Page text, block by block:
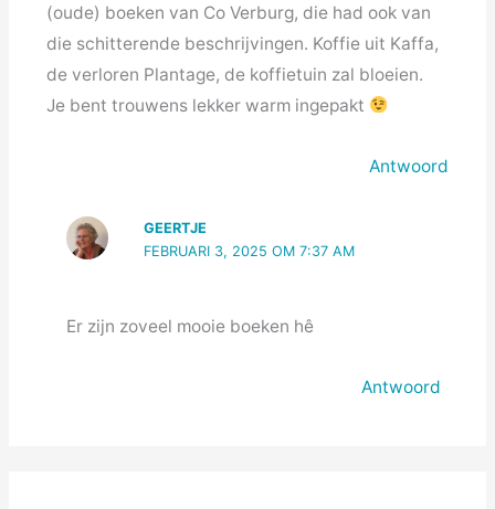
(oude) boeken van Co Verburg, die had ook van
die schitterende beschrijvingen. Koffie uit Kaffa,
de verloren Plantage, de koffietuin zal bloeien.
Je bent trouwens lekker warm ingepakt
Antwoord
GEERTJE
FEBRUARI 3, 2025 OM 7:37 AM
Er zijn zoveel mooie boeken hê
Antwoord